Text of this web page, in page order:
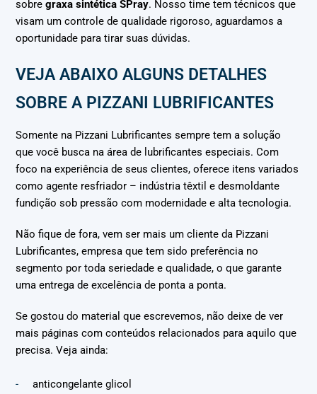
sobregraxa sintética SPray. Nosso time tem técnicos que
visam um controle de qualidade rigoroso, aguardamos a
oportunidade para tirar suas dúvidas.
VEJA ABAIXO ALGUNS DETALHES
SOBRE A PIZZANI LUBRIFICANTES
Somente na Pizzani Lubrificantes sempre tem a solução
que você busca na área de lubrificantes especiais. Com
foco na experiência de seus clientes, oferece itens variados
como agente resfriador – indústria têxtil e desmoldante
fundição sob pressão com modernidade e alta tecnologia.
Não fique de fora, vem ser mais um cliente da Pizzani
Lubrificantes, empresa que tem sido preferência no
segmento por toda seriedade e qualidade, o que garante
uma entrega de excelência de ponta a ponta.
Se gostou do material que escrevemos, não deixe de ver
mais páginas com conteúdos relacionados para aquilo que
precisa. Veja ainda:
anticongelante glicol